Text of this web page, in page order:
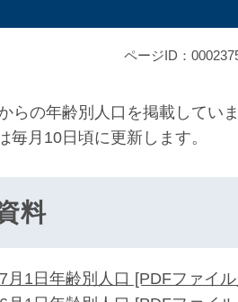
ページID：
らの年齢別人口を掲載していま
月10日頃に更新します。
料
月1日年齢別人口 [PDFファイ